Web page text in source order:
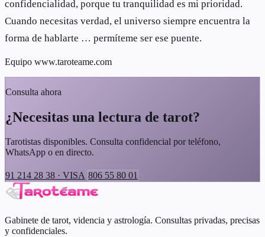
confidencialidad, porque tu tranquilidad es mi prioridad.
Cuando necesitas verdad, el universo siempre encuentra la
forma de hablarte … permíteme ser ese puente.
Equipo www.taroteame.com
Consulta ahora
¿Necesitas una lectura de tarot?
Tarotistas disponibles. Consulta confidencial por teléfono,
WhatsApp o en directo.
91 214 28 38 · VISA 806 55 80 01
Gabinete de tarot, videncia y astrología. Consultas privadas, precisas
y confidenciales.